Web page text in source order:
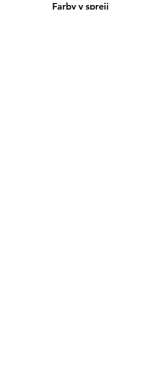
Farby v spreji